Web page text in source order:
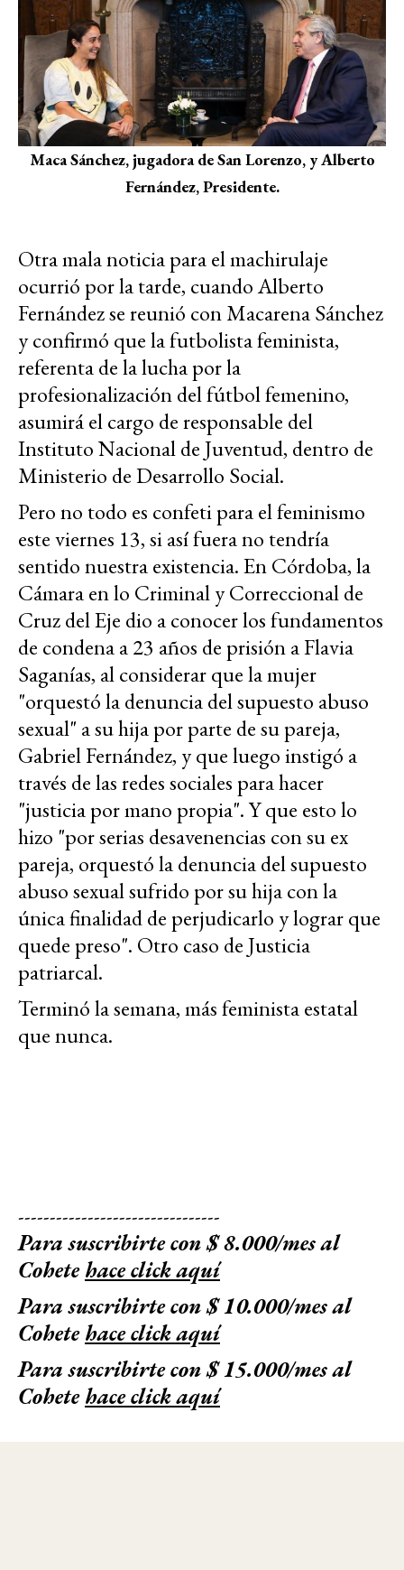
Maca Sánchez, jugadora de San Lorenzo, y Alberto
Fernández, Presidente.
Otra mala noticia para el machirulaje
ocurrió por la tarde, cuando Alberto
Fernández se reunió con Macarena Sánchez
y confirmó que la futbolista feminista,
referenta de la lucha por la
profesionalización del fútbol femenino,
asumirá el cargo de responsable del
Instituto Nacional de Juventud, dentro de
Ministerio de Desarrollo Social.
Pero no todo es confeti para el feminismo
este viernes 13, si así fuera no tendría
sentido nuestra existencia. En Córdoba, la
Cámara en lo Criminal y Correccional de
Cruz del Eje dio a conocer los fundamentos
de condena a 23 años de prisión a Flavia
Saganías, al considerar que la mujer
"orquestó la denuncia del supuesto abuso
sexual" a su hija por parte de su pareja,
Gabriel Fernández, y que luego instigó a
través de las redes sociales para hacer
"justicia por mano propia". Y que esto lo
hizo "por serias desavenencias con su ex
pareja, orquestó la denuncia del supuesto
abuso sexual sufrido por su hija con la
única finalidad de perjudicarlo y lograr que
quede preso". Otro caso de Justicia
patriarcal.
Terminó la semana, más feminista estatal
que nunca.
--------------------------------
Para suscribirte con $ 8.000/mes al
Cohetehace click aquí
Para suscribirte con $ 10.000/mes al
Cohetehace click aquí
Para suscribirte con $ 15.000/mes al
Cohetehace click aquí